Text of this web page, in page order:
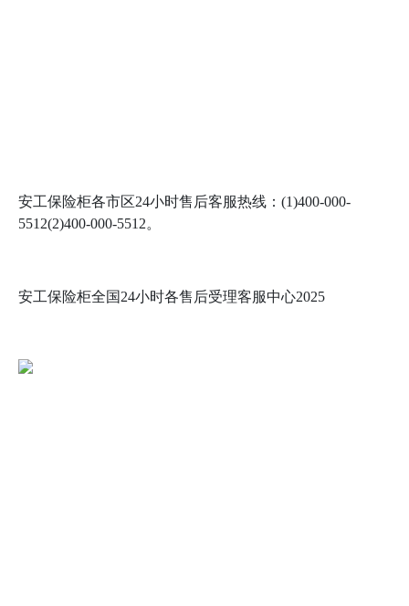
安工保险柜各市区24小时售后客服热线：(1)400-000-
5512(2)400-000-5512。
安工保险柜全国24小时各售后受理客服中心2025